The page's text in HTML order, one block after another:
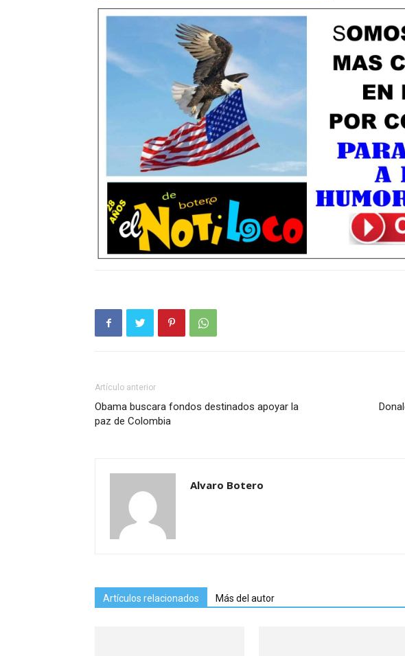
Artículo anterior
Obama buscara fondos destinados apoyar la
paz de Colombia
Alvaro Botero
Artículos relacionados Más del autor